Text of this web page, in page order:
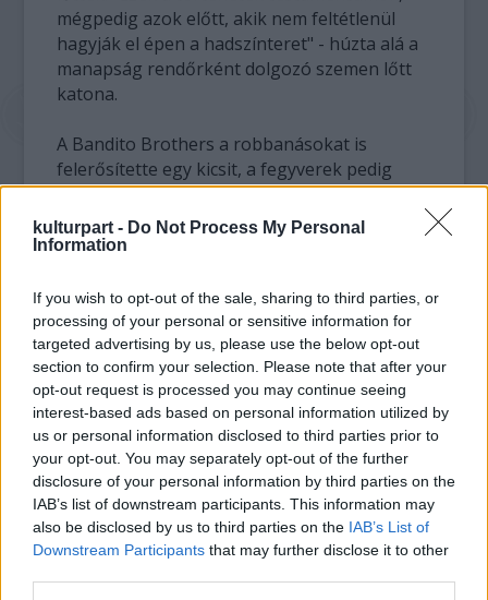
kulturpart - Do Not Process My Personal
Information
If you wish to opt-out of the sale, sharing to third parties, or
processing of your personal or sensitive information for
targeted advertising by us, please use the below opt-out
section to confirm your selection. Please note that after your
opt-out request is processed you may continue seeing
interest-based ads based on personal information utilized by
us or personal information disclosed to third parties prior to
your opt-out. You may separately opt-out of the further
disclosure of your personal information by third parties on the
IAB’s list of downstream participants. This information may
also be disclosed by us to third parties on the IAB’s List of
Downstream Participants that may further disclose it to other
mégpedig azok előtt, akik nem feltétlenül
hagyják el épen a hadszínteret" - húzta alá a
manapság rendőrként dolgozó szemen lőtt
katona.
A Bandito Brothers a robbanásokat is
felerősítette egy kicsit, a fegyverek pedig
gyakran hangtompító nélkül sültek el a hatás
kedvéért. Az alkotó páros leginkább a
kommandósok bírálatától tartott. "Egy célunk
velünk sörözni. És ez így is lett" - jegyezte
meg McCoy. Ugyan forgatókönyv alapján
dolgoztak, ám mivel a szereplők magukat
játszották, ez sok esetben felülírta a
szkriptet. "Nem a színésszel beszéltünk a
karakterről, hanem magával a karakterrel. Ha
pedig ragaszkodott ahhoz, hogy ő nem
mondana olyat, ami a forgatókönyvben van,
akkor nem lehetett vitázni, mert ő saját
magát alakította" - fogalmazott Waugh.